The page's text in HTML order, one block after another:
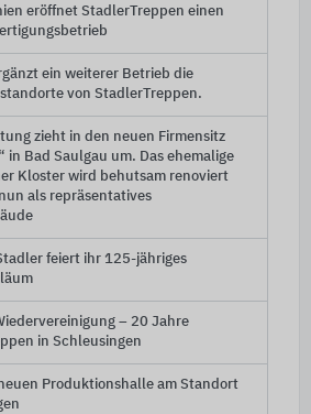
eröffnet StadlerTreppen einen
ein weiterer Betrieb die
von StadlerTreppen.
zieht in den neuen Firmensitz
in Bad Saulgau um. Das ehemalige
Kloster wird behutsam renoviert
als repräsentatives
feiert ihr 125-jähriges
– 20 Jahre
in Schleusingen
Produktionshalle am Standort